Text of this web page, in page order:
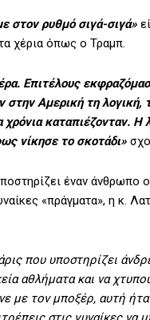
στον ρυθμό σιγά-σιγά»
χέρια όπως ο Τραμπ.
Επιτέλους
στην Αμερική τη λογική,
χρόνια καταπιέζονταν. Η
νίκησε το σκοτάδι»
έναν άνθρωπο
«πράγματα», η κ.
που υποστηρίζει
αθλήματα και να
με τον μποξέρ, αυτή